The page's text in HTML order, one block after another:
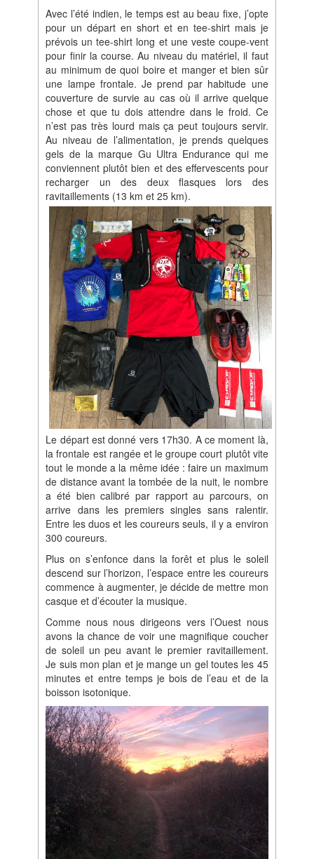
Avec l’été indien, le temps est au beau fixe, j’opte
pour un départ en short et en tee-shirt mais je
prévois un tee-shirt long et une veste coupe-vent
pour finir la course. Au niveau du matériel, il faut
au minimum de quoi boire et manger et bien sûr
une lampe frontale. Je prend par habitude une
couverture de survie au cas où il arrive quelque
chose et que tu dois attendre dans le froid. Ce
n’est pas très lourd mais ça peut toujours servir.
Au niveau de l’alimentation, je prends quelques
gels de la marque Gu Ultra Endurance qui me
conviennent plutôt bien et des effervescents pour
recharger un des deux flasques lors des
ravitaillements (13 km et 25 km).
Le départ est donné vers 17h30. A ce moment là,
la frontale est rangée et le groupe court plutôt vite
tout le monde a la même idée : faire un maximum
de distance avant la tombée de la nuit, le nombre
a été bien calibré par rapport au parcours, on
arrive dans les premiers singles sans ralentir.
Entre les duos et les coureurs seuls, il y a environ
300 coureurs.
Plus on s’enfonce dans la forêt et plus le soleil
descend sur l’horizon, l’espace entre les coureurs
commence à augmenter, je décide de mettre mon
casque et d’écouter la musique.
Comme nous nous dirigeons vers l’Ouest nous
avons la chance de voir une magnifique coucher
de soleil un peu avant le premier ravitaillement.
Je suis mon plan et je mange un gel toutes les 45
minutes et entre temps je bois de l’eau et de la
boisson isotonique.